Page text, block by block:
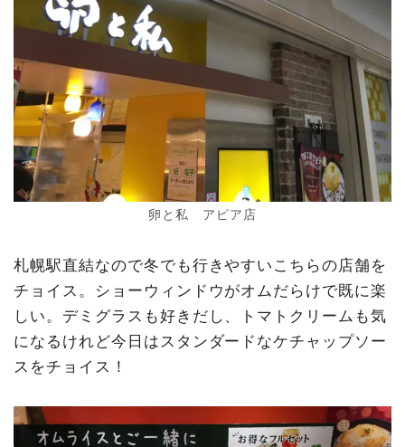
卵と私 アピア店
札幌駅直結なので冬でも行きやすいこちらの店舗を
チョイス。ショーウィンドウがオムだらけで既に楽
しい。デミグラスも好きだし、トマトクリームも気
になるけれど今日はスタンダードなケチャップソー
スをチョイス！